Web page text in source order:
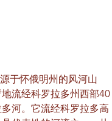
于怀俄明州的风河山
流经科罗拉多州西部40
河。它流经科罗拉多高